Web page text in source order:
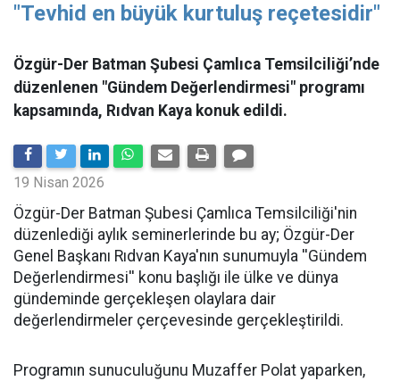
"Tevhid en büyük kurtuluş reçetesidir"
Özgür-Der Batman Şubesi Çamlıca Temsilciliği’nde
düzenlenen "Gündem Değerlendirmesi" programı
kapsamında, Rıdvan Kaya konuk edildi.
19 Nisan 2026
​Özgür-Der Batman Şubesi Çamlıca Temsilciliği'nin
düzenlediği aylık seminerlerinde bu ay; Özgür-Der
Genel Başkanı Rıdvan Kaya'nın sunumuyla ''Gündem
Değerlendirmesi'' konu başlığı ile ülke ve dünya
gündeminde gerçekleşen olaylara dair
değerlendirmeler çerçevesinde gerçekleştirildi.
Programın sunuculuğunu Muzaffer Polat yaparken,